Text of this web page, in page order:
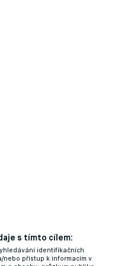
s tímto cílem:
identifikačních
přístup k informacím v